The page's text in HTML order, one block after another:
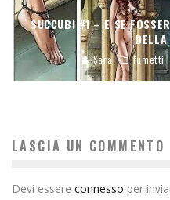
SUCCUBI #1 – E SE
Sara fumetti
LASCIA UN COMMENTO
Devi essere connesso per